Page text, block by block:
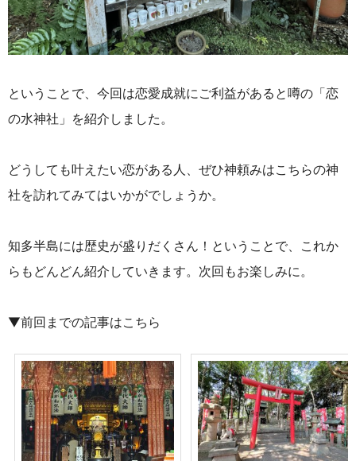
ということで、今回は恋愛成就にご利益があると噂の「恋
の水神社」を紹介しました。
どうしても叶えたい恋がある人、ぜひ神頼みはこちらの神
社を訪れてみてはいかがでしょうか。
知多半島には歴史が盛りだくさん！ということで、これか
らもどんどん紹介していきます。次回もお楽しみに。
▼前回までの記事はこちら